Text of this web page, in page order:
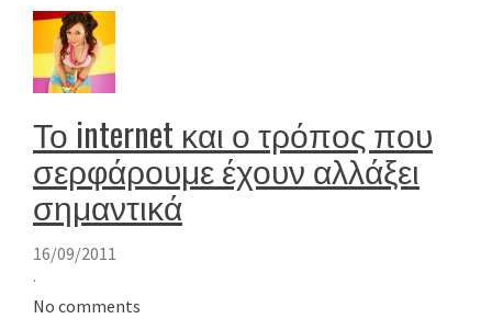
Το internet και ο τρόπος που
σερφάρουμε έχουν αλλάξει
σημαντικά
16/09/2011
·
No comments